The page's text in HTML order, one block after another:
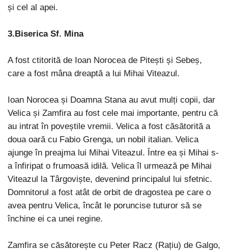
și cel al apei.
3.Biserica Sf. Mina
A fost ctitorită de Ioan Norocea de Pitești și Sebeș,
care a fost mâna dreaptă a lui Mihai Viteazul.
Ioan Norocea și Doamna Stana au avut mulți copii, dar
Velica și Zamfira au fost cele mai importante, pentru că
au intrat în poveștile vremii. Velica a fost căsătorită a
doua oară cu Fabio Grenga, un nobil italian. Velica
ajunge în preajma lui Mihai Viteazul. Între ea și Mihai s-
a înfiripat o frumoasă idilă. Velica îl urmează pe Mihai
Viteazul la Târgoviște, devenind principalul lui sfetnic.
Domnitorul a fost atât de orbit de dragostea pe care o
avea pentru Velica, încât le poruncise tuturor să se
închine ei ca unei regine.
Zamfira se căsătorește cu Peter Racz (Rațiu) de Galgo,